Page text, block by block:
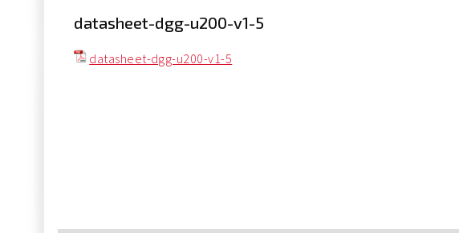
datasheet-dgg-u200-v1-5
datasheet-dgg-u200-v1-5